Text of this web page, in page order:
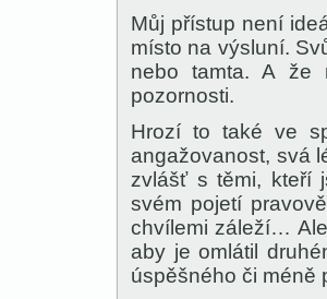
Můj přístup není
místo na výsluní.
nebo tamta. A
pozornosti.
Hrozí to také ve
angažovanost, svá
zvlášť s těmi, kteří
svém pojetí
chvílemi záleží… A
aby je omlátil
úspěšného či méně